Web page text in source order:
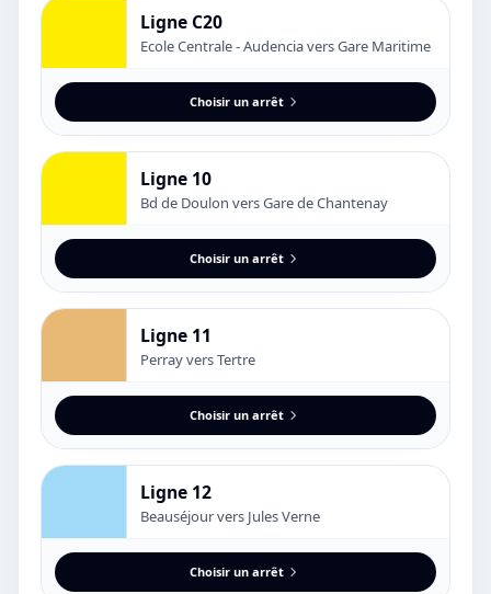
Ligne C20
Ecole Centrale - Audencia vers Gare Maritime
Choisir un arrêt
Ligne 10
Bd de Doulon vers Gare de Chantenay
Choisir un arrêt
Ligne 11
Perray vers Tertre
Choisir un arrêt
Ligne 12
Beauséjour vers Jules Verne
Choisir un arrêt